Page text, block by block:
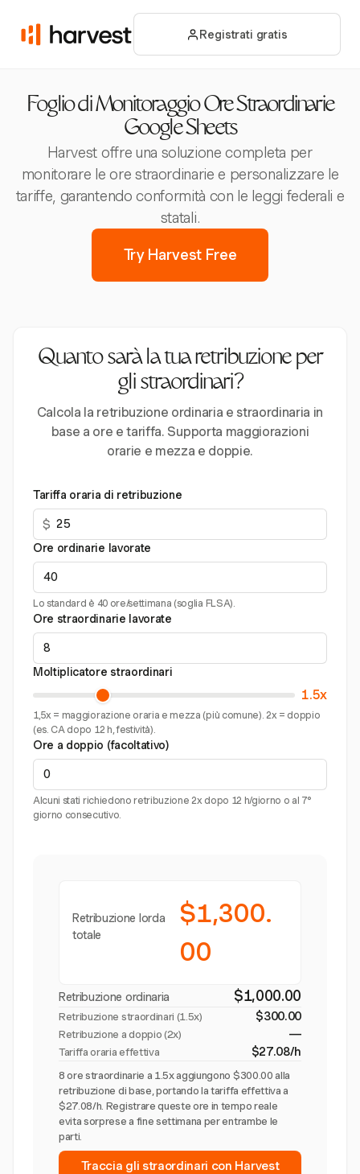
Registrati gratis
Foglio di Monitoraggio Ore Straordinarie
Google Sheets
Harvest offre una soluzione completa per
monitorare le ore straordinarie e personalizzare le
tariffe, garantendo conformità con le leggi federali e
statali.
Try Harvest Free
Quanto sarà la tua retribuzione per
gli straordinari?
Calcola la retribuzione ordinaria e straordinaria in
base a ore e tariffa. Supporta maggiorazioni
orarie e mezza e doppie.
Tariffa oraria di retribuzione
$
Ore ordinarie lavorate
Lo standard è 40 ore/settimana (soglia FLSA).
Ore straordinarie lavorate
Moltiplicatore straordinari
1.5x
1,5x = maggiorazione oraria e mezza (più comune). 2x = doppio
(es. CA dopo 12 h, festività).
Ore a doppio (facoltativo)
Alcuni stati richiedono retribuzione 2x dopo 12 h/giorno o al 7°
giorno consecutivo.
Retribuzione lorda
totale
$1,300.
00
Retribuzione ordinaria $1,000.00
Retribuzione straordinari (1.5x) $300.00
Retribuzione a doppio (2x) —
Tariffa oraria effettiva $27.08/h
8 ore straordinarie a 1.5x aggiungono $300.00 alla
retribuzione di base, portando la tariffa effettiva a
$27.08/h. Registrare queste ore in tempo reale
evita sorprese a fine settimana per entrambe le
parti.
Traccia gli straordinari con Harvest